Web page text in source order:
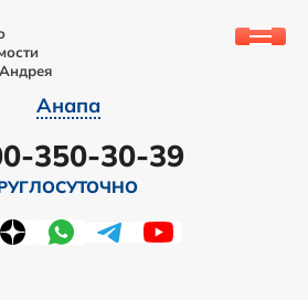
Анапа
350-30-39